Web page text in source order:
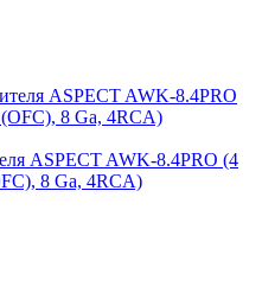
ASPECT AWK-8.4PRO (4
8 Ga, 4RCA)